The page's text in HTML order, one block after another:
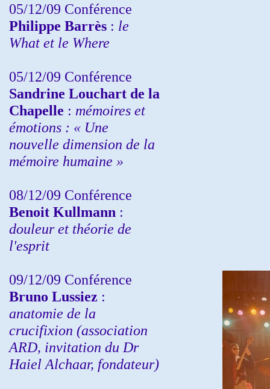
05/12/09 Conférence
Philippe Barrès : le
What et le Where
05/12/09 Conférence
Sandrine Louchart de la
Chapelle : mémoires et
émotions : « Une
nouvelle dimension de la
mémoire humaine »
08/12/09 Conférence
Benoit Kullmann :
douleur et théorie de
l'esprit
09/12/09 Conférence
Bruno Lussiez :
anatomie de la
crucifixion (association
ARD, invitation du Dr
Haiel Alchaar, fondateur)